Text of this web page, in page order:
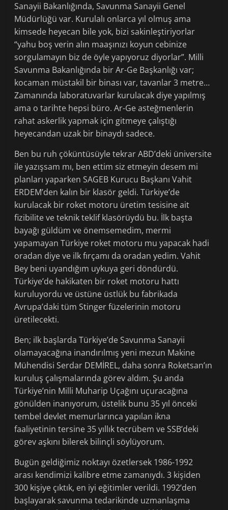
Sanayii Bakanlığında, Savunma Sanayii Genel
Müdürlüğü var. Kurulalı onlarca yıl olmuş ama
kimsede heyecan bile yok, bizi sakinleştiriyorlar
“yahu boş verin alın maaşınızı koyun cebinize
sorgulamayın biz de öyle yapıyoruz diyorlar”. Milli
Savunma Bakanlığında bir Ar-Ge Başkanlığı var;
kocaman müstakil bir binası var, tavanlar 3 metre…
Zamanında laboratuvarlar kurulacak diye yapılmış
ama o tarihte hepsi büro. Ar-Ge asteğmenlerin
rahat askerlik yapmak için gitmeye çalıştığı
heyecandan uzak bir binaydı sadece.
Ben bu ruh çöküntüsüyle tekrar ABD’deki üniversite
ile yazışsam mı, ben ettim siz etmeyin desem mi
planları yaparken SAGEB Kurucu Başkanı Vahit
ERDEM’den kalın bir klasör geldi. Türkiye’de
kurulacak bir roket motoru üretim tesisine ait
fizibilite ve teknik teklif klasörüydü bu. İlk başta
bayağı güldüm ve önemsemedim, mermi
yapamayan Türkiye roket motoru mu yapacak hadi
oradan diye ve ilk fırçamı da oradan yedim. Vahit
Bey beni uyandığım uykuya geri döndürdü.
Türkiye’de hakikaten bir roket motoru hattı
kuruluyordu ve üstüne üstlük bu fabrikada
Avrupa’daki tüm Stinger füzelerinin motoru
üretilecekti.
Ben; ilk başlarda Türkiye’de Savunma Sanayii
olamayacağına inandırılmış yeni mezun Makine
Mühendisi Serdar DEMİREL, daha sonra Roketsan’ın
kuruluş çalışmalarında görev aldım. Şu anda
Türkiye’nin Milli Muharip Uçağını uçuracağına
gönülden inanıyorum, üstelik bunu 35 yıl önceki
tembel devlet memurlarınca yapılan ikna
faaliyetinin tersine 35 yıllık tecrübem ve SSB’deki
görev aşkını bilerek bilinçli söylüyorum.
Bugün geldiğimiz noktayı özetlersek 1986-1992
arası kendimizi kalibre etme zamanıydı. 3 kişiden
300 kişiye çıktık, en iyi eğitimler verildi. 1992’den
başlayarak savunma tedarikinde uzmanlaşma